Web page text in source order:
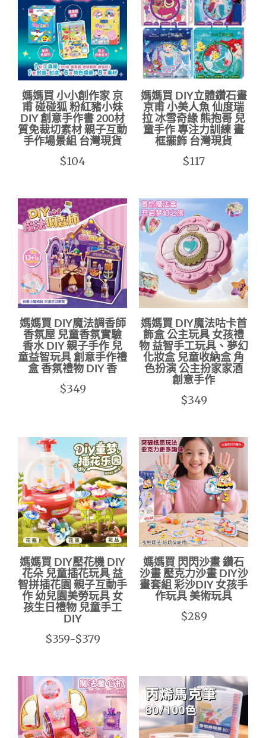
媽媽買 小小創作家 京
甫 碰碰狐 粉紅豬小妹
DIY 創意手作書 200材
質免裁切素材 親子互動
手作場景組 台灣現貨
$104
媽媽買 DIY立體鑽石畫
京甫 小美人魚 仙度瑞
拉 冰雪奇緣 熊抱哥 兒
童手作 專注力訓練 畫
框擺飾 台灣現貨
$117
媽媽買 DIY魔法調香師
香氛屋 兒童香氛實驗
香水 DIY 親子手作 兒
童益智玩具 創意手作禮
盒 香氛禮物 DIY 香
$349
媽媽買 DIY魔法咕卡首
飾盒 公主玩具 女孩禮
物 益智手工玩具、夢幻
化妝盒 兒童收納盒 角
色扮演 公主扮家家酒
創意手作
$349
媽媽買 DIY壓花機 DIY
花朵 兒童插花玩具 益
智拼插花園 親子互動手
作 幼兒園美勞玩具 女
孩生日禮物 兒童手工
DIY
$359-$379
媽媽買 閃閃沙畫 鑽石
沙畫 壓克力沙畫 DIY沙
畫套組 彩沙DIY 女孩手
作玩具 美術玩具
$289